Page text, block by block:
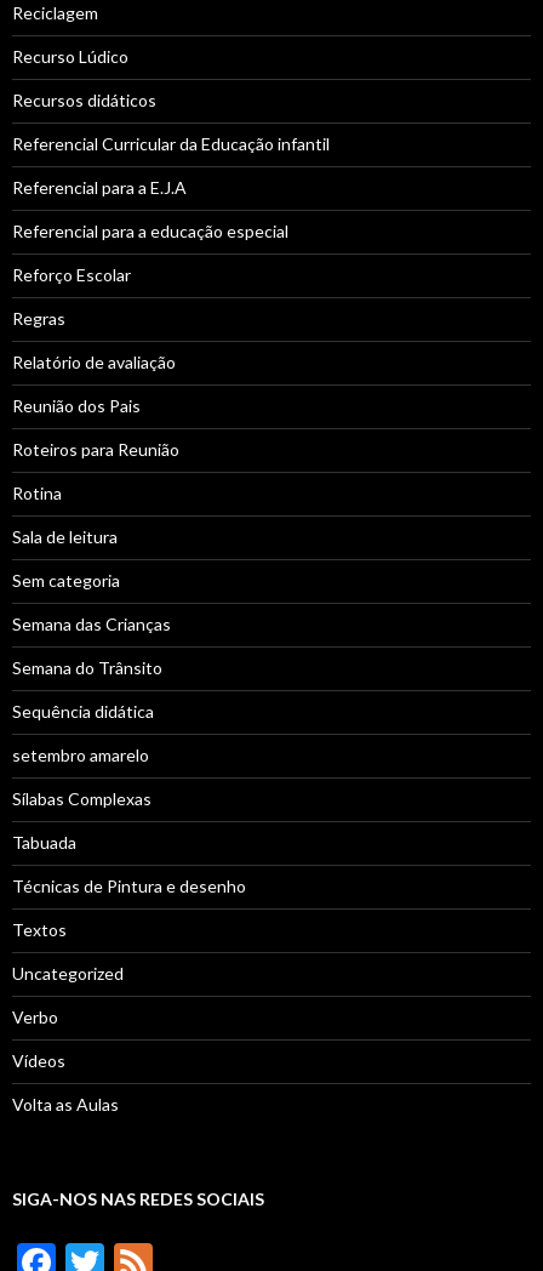
Reciclagem
Recurso Lúdico
Recursos didáticos
Referencial Curricular da Educação infantil
Referencial para a E.J.A
Referencial para a educação especial
Reforço Escolar
Regras
Relatório de avaliação
Reunião dos Pais
Roteiros para Reunião
Rotina
Sala de leitura
Sem categoria
Semana das Crianças
Semana do Trânsito
Sequência didática
setembro amarelo
Sílabas Complexas
Tabuada
Técnicas de Pintura e desenho
Textos
Uncategorized
Verbo
Vídeos
Volta as Aulas
SIGA-NOS NAS REDES SOCIAIS